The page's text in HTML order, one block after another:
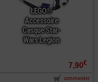
LEGO®
Accessoire
Casque Star-
Wars Legion
7,90€
commander